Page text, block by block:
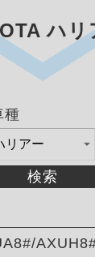
ハリ
種
検索